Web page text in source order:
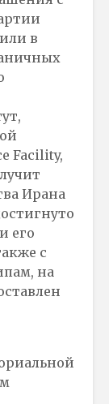
в
Facility,
Ирана
его
с
на